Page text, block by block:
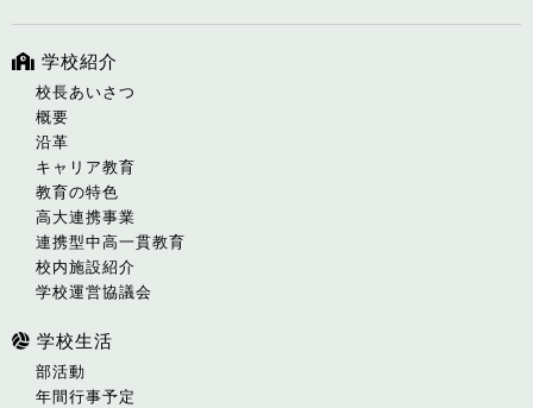
学校紹介
校長あいさつ
概要
沿革
キャリア教育
教育の特色
高大連携事業
連携型中高一貫教育
校内施設紹介
学校運営協議会
学校生活
部活動
年間行事予定